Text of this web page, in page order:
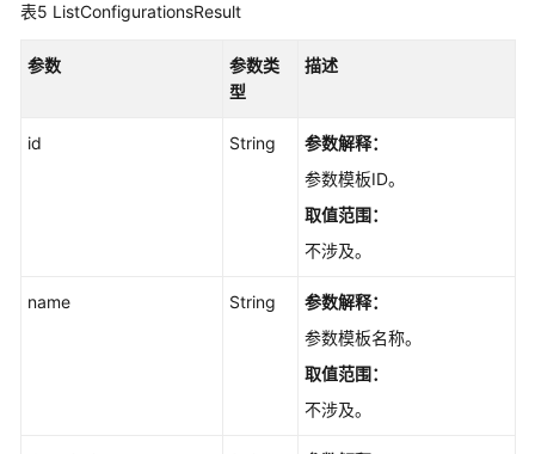
表5 ListConfigurationsResult
参数
参数类
型
描述
id String
参数解释：
参数模板ID。
取值范围：
不涉及。
name String
参数解释：
参数模板名称。
取值范围：
不涉及。